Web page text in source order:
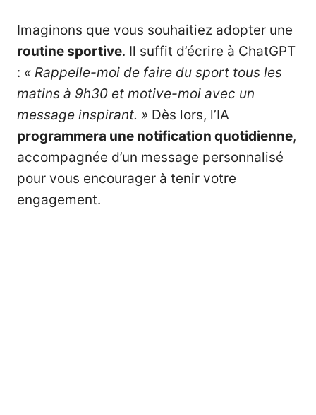
Imaginons que vous souhaitiez adopter une
routine sportive. Il suffit d’écrire à ChatGPT
: « Rappelle-moi de faire du sport tous les
matins à 9h30 et motive-moi avec un
message inspirant. » Dès lors, l’IA
programmera une notification quotidienne,
accompagnée d’un message personnalisé
pour vous encourager à tenir votre
engagement.